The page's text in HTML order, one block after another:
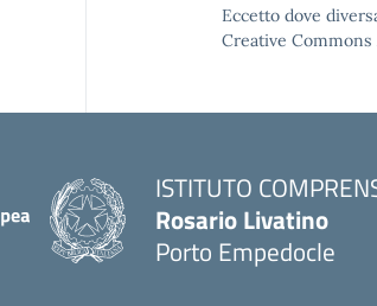
Eccetto dove
Creative
ISTITUTO
Rosario Livatino
Porto Empedocle